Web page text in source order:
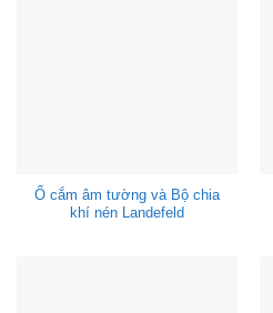
Ổ cắm âm tường và Bộ chia
khí nén Landefeld